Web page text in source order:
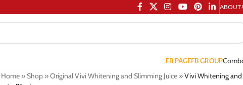
ABOUT
FB PAGEFB GROUP
Home»Shop»Original Vivi Whitening and Slimming Juice»Vivi Whitening and